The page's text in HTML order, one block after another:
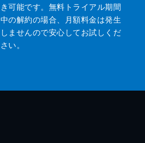
き可能です。無料トライアル期間
中の解約の場合、月額料金は発生
しませんので安心してお試しくだ
さい。